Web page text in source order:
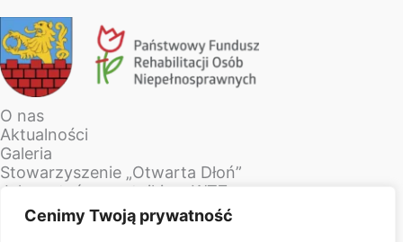
Cenimy Twoją prywatność
O nas
Aktualności
Galeria
Stowarzyszenie „Otwarta Dłoń”
Jak zostać uczestnikiem WTZ
Kontakt